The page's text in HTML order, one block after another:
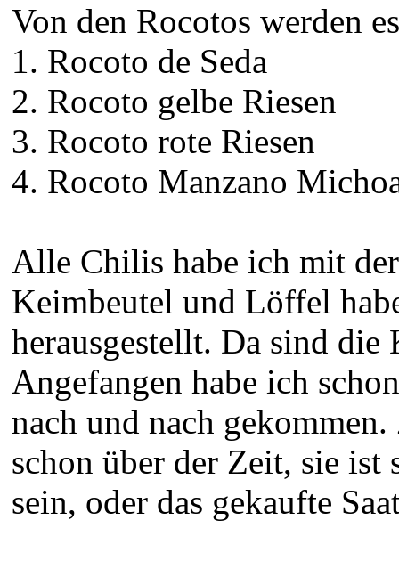
Von den Rocotos werden
1. Rocoto de Seda
2. Rocoto gelbe Riesen
3. Rocoto rote Riesen
4. Rocoto Manzano
Alle Chilis habe ich mit
Keimbeutel und Löffel
herausgestellt. Da sind die
Angefangen habe ich
nach und nach
schon über der Zeit, sie
sein, oder das gekaufte